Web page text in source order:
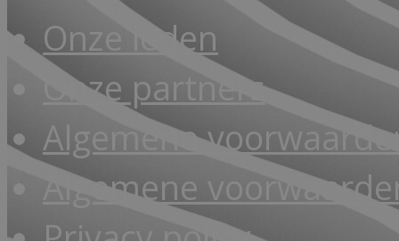
Onze leden
Onze partners
Algemene
Algemene